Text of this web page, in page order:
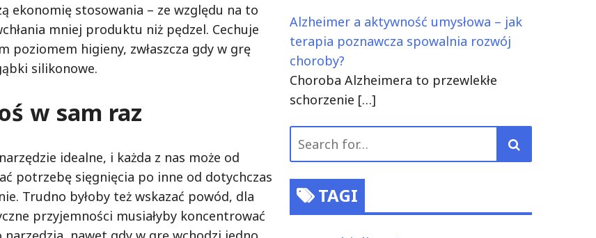
ekonomię stosowania – ze względu na to
mniej produktu niż pędzel. Cechuje
poziomem higieny, zwłaszcza gdy w grę
silikonowe.
w sam raz
idealne, i każda z nas może od
potrzebę sięgnięcia po inne od dotychczas
Trudno byłoby też wskazać powód, dla
przyjemności musiałyby koncentrować
Alzheimer a aktywność umysłowa – jak
terapia poznawcza spowalnia rozwój
choroby?
Choroba Alzheimera to przewlekłe
schorzenie […]
for:
TAGI